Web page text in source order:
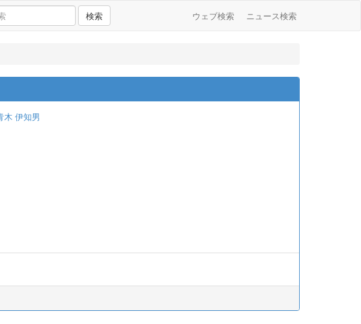
検索 ウェブ検索 ニュース検索
木 伊知男